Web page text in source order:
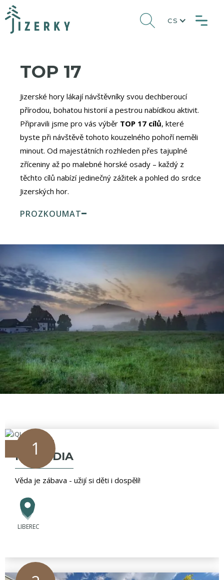
CS
TOP 17
​Jizerské hory lákají návštěvníky svou dechberoucí
přírodou, bohatou historií a pestrou nabídkou aktivit.
Připravili jsme pro vás výběr TOP 17 cílů, které
byste při návštěvě tohoto kouzelného pohoří neměli
minout. Od majestátních rozhleden přes tajuplné
zříceniny až po malebné horské osady – každý z
těchto cílů nabízí jedinečný zážitek a pohled do srdce
Jizerských hor.​
PROZKOUMAT
zážitky1
IQLANDIA
Věda je zábava - užijí si děti i dospělí!
LIBEREC